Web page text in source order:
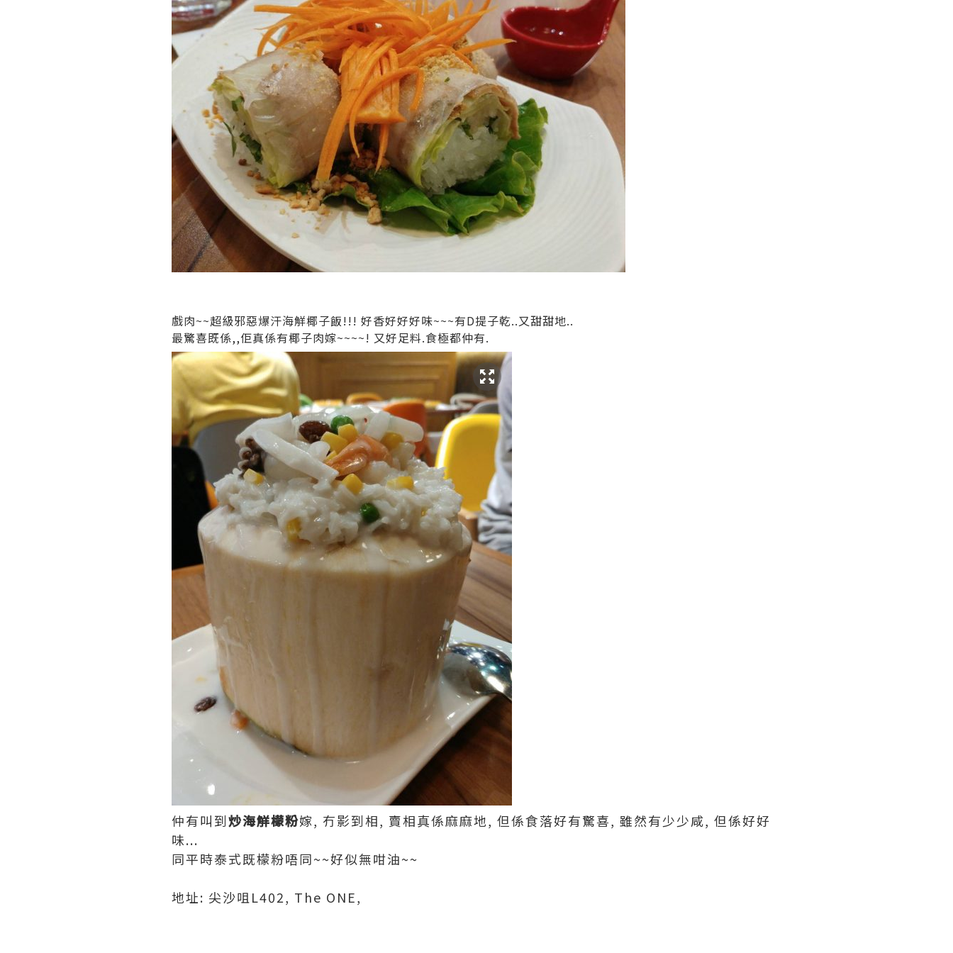
戲肉~~超級邪惡爆汗海觧椰子飯!!! 好香好好好味~~~有D提子乾..又甜甜地..
最驚喜既係,,佢真係有椰子肉嫁~~~~! 又好足料.食極都仲有.
仲有叫到炒海觧檬粉嫁, 冇影到相, 賣相真係麻麻地, 但係食落好有驚喜, 雖然有少少咸, 但係好好
味...
同平時泰式既檬粉唔同~~好似無咁油~~
地址: 尖沙咀L402, The ONE,